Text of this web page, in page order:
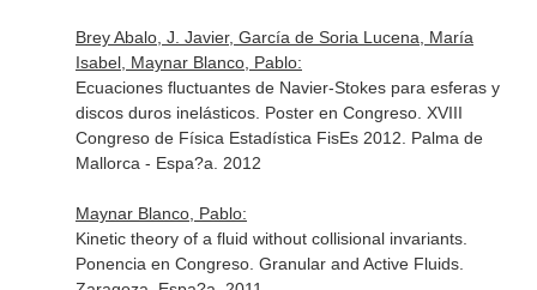
Brey Abalo, J. Javier, García de Soria Lucena, María
Isabel, Maynar Blanco, Pablo:
Ecuaciones fluctuantes de Navier-Stokes para esferas y
discos duros inelásticos. Poster en Congreso. XVIII
Congreso de Física Estadística FisEs 2012. Palma de
Mallorca - Espa?a. 2012
Maynar Blanco, Pablo:
Kinetic theory of a fluid without collisional invariants.
Ponencia en Congreso. Granular and Active Fluids.